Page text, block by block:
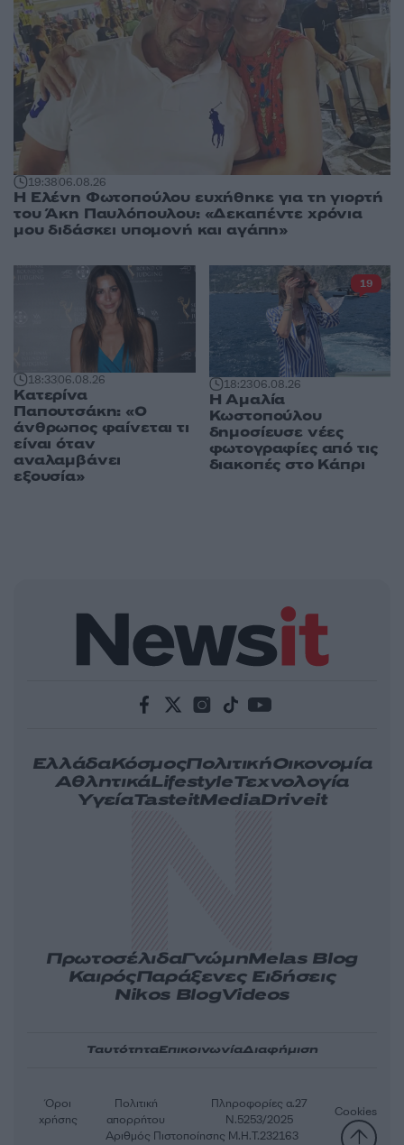
19:3806.08.26
Η Ελένη Φωτοπούλου ευχήθηκε για τη γιορτή
του Άκη Παυλόπουλου: «Δεκαπέντε χρόνια
μου διδάσκει υπομονή και αγάπη»
18:3306.08.26
Κατερίνα
Παπουτσάκη: «Ο
άνθρωπος φαίνεται τι
είναι όταν
αναλαμβάνει
εξουσία»
18:2306.08.26
Η Αμαλία
Κωστοπούλου
δημοσίευσε νέες
φωτογραφίες από τις
διακοπές στο Κάπρι
19
ΕλλάδαΚόσμοςΠολιτικήΟικονομία
ΑθλητικάLifestyleΤεχνολογία
ΥγείαTasteitMediaDriveit
ΠρωτοσέλιδαΓνώμηMelas Blog
ΚαιρόςΠαράξενες Ειδήσεις
Nikos BlogVideos
ΤαυτότηταΕπικοινωνίαΔιαφήμιση
Αριθμός Πιστοποίησης Μ.Η.Τ.232163
Όροι
χρήσης
Πολιτική
απορρήτου
Πληροφορίες α.27
Ν.5253/2025
Cookies